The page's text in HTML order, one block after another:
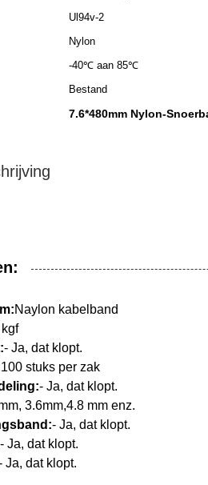
Ul94v-2
Nylon
-40℃ aan 85℃
Bestand
7.6*480mm Nylon-
Naylon kabelband
- Ja, dat klopt.
100 stuks per zak
- Ja, dat klopt.
3.6mm,4.8 mm enz.
- Ja, dat klopt.
- Ja, dat klopt.
Ja, dat klopt.